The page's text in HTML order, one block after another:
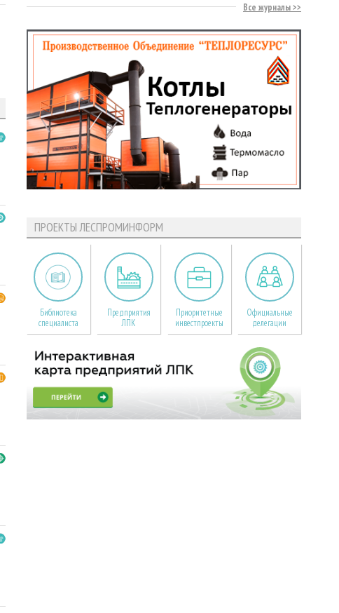
Все журналы
ПРОЕКТЫ ЛЕСПРОМИНФОРМ
Библиотека
специалиста
Предприятия
ЛПК
Приоритетные
инвестпроекты
Официальные
делегации